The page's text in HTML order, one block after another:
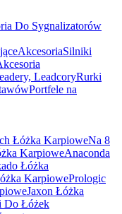
Do Sygnalizatorów
AkcesoriaSilniki
LeadcoryRurki
Portfele na
Łóżka KarpioweNa 8
KarpioweAnaconda
Łóżka
KarpiowePrologic
Jaxon Łóżka
Do Łóżek